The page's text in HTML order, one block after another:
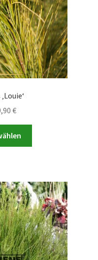
Produktseite
gewählt
werden
€Preisspanne:
49,90 €
bis
159,90 €
Varianten
auf.
Die
Optionen
können
auf
der